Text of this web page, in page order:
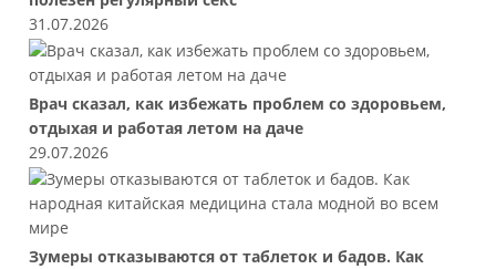
31.07.2026
Врач сказал, как избежать проблем со здоровьем,
отдыхая и работая летом на даче
29.07.2026
Зумеры отказываются от таблеток и бадов. Как